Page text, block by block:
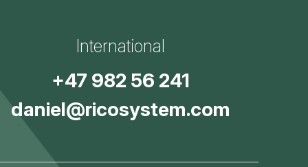
International
+47 982 56 241
daniel@ricosystem.com